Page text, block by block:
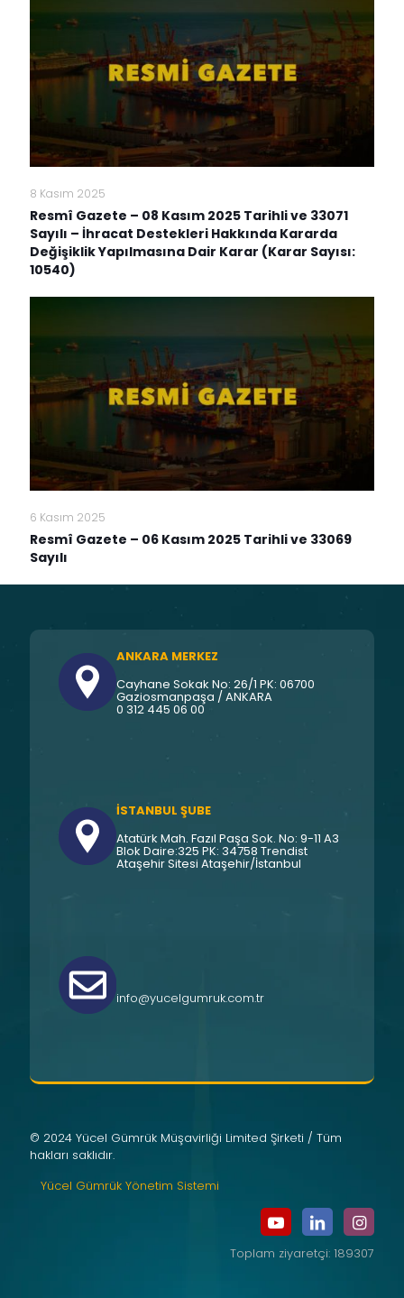
8 Kasım 2025
Resmî Gazete – 08 Kasım 2025 Tarihli ve 33071
Sayılı – İhracat Destekleri Hakkında Kararda
Değişiklik Yapılmasına Dair Karar (Karar Sayısı:
10540)
6 Kasım 2025
Resmî Gazete – 06 Kasım 2025 Tarihli ve 33069
Sayılı
ANKARA MERKEZ
Cayhane Sokak No: 26/1 PK: 06700
Gaziosmanpaşa / ANKARA
0 312 445 06 00
İSTANBUL ŞUBE
Atatürk Mah. Fazıl Paşa Sok. No: 9-11 A3
Blok Daire:325 PK: 34758 Trendist
Ataşehir Sitesi Ataşehir/İstanbul
info@yucelgumruk.com.tr
© 2024 Yücel Gümrük Müşavirliği Limited Şirketi / Tüm
hakları saklıdır.
Yücel Gümrük Yönetim Sistemi
Toplam ziyaretçi: 189307